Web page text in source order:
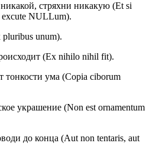
стряхни никакую (Et si
NULLum).
unum).
(Ex nihilo nihil fit).
ума (Copia ciborum
украшение (Non est ornamentum
до конца (Aut non tentaris, aut